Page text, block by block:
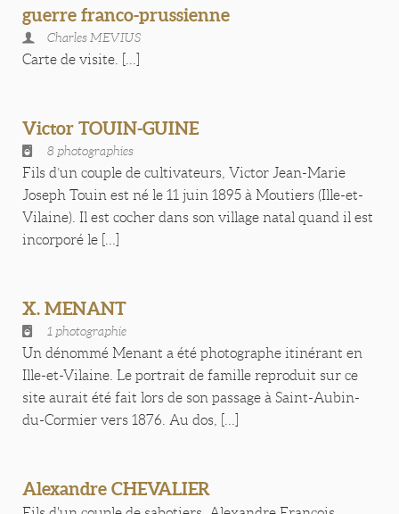
guerre franco-prussienne
Charles MEVIUS
Carte de visite. [...]
Victor TOUIN-GUINE
8 photographies
Fils d’un couple de cultivateurs, Victor Jean-Marie
Joseph Touin est né le 11 juin 1895 à Moutiers (Ille-et-
Vilaine). Il est cocher dans son village natal quand il est
incorporé le [...]
X. MENANT
1 photographie
Un dénommé Menant a été photographe itinérant en
Ille-et-Vilaine. Le portrait de famille reproduit sur ce
site aurait été fait lors de son passage à Saint-Aubin-
du-Cormier vers 1876. Au dos, [...]
Alexandre CHEVALIER